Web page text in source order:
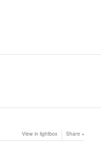
View in lightbox Share